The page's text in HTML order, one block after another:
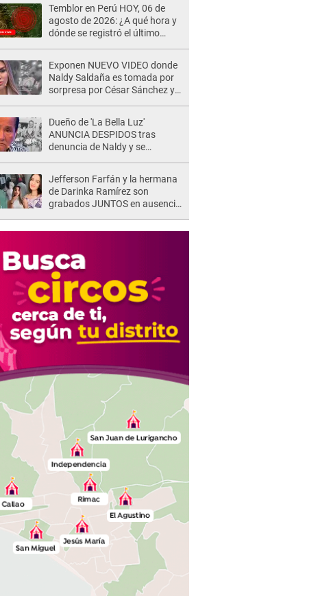
Temblor en Perú HOY, 06 de
agosto de 2026: ¿A qué hora y
dónde se registró el último
Exponen NUEVO VIDEO donde
Naldy Saldaña es tomada por
sorpresa por César Sánchez y
Dueño de 'La Bella Luz'
ANUNCIA DESPIDOS tras
denuncia de Naldy y se
vulneradas"
Jefferson Farfán y la hermana
de Darinka Ramírez son
grabados JUNTOS en ausencia